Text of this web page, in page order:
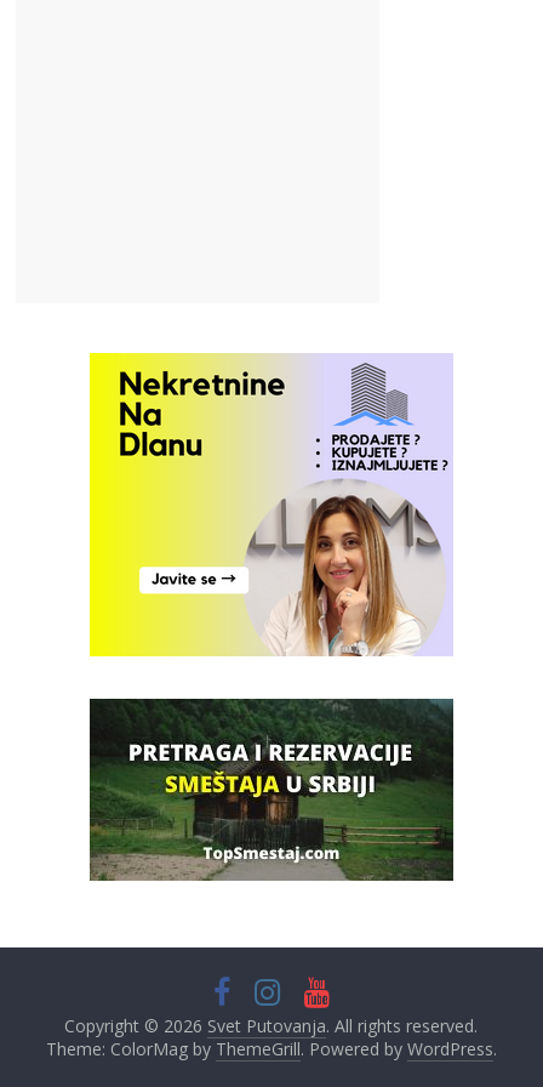
Copyright © 2026 Svet Putovanja. All rights reserved.
Theme: ColorMag by ThemeGrill. Powered by WordPress.